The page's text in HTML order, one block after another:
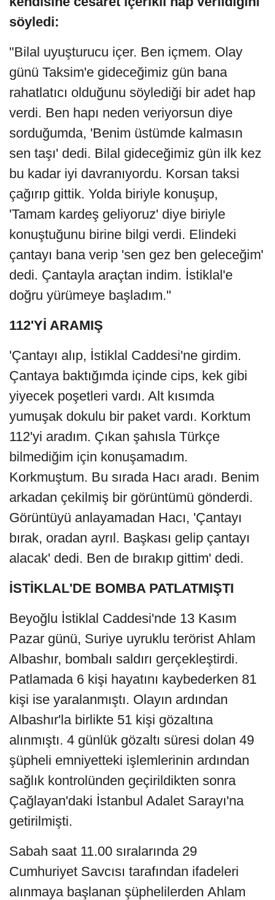
söyledi:
"Bilal uyuşturucu içer. Ben içmem. Olay
günü Taksim'e gideceğimiz gün bana
rahatlatıcı olduğunu söylediği bir adet hap
verdi. Ben hapı neden veriyorsun diye
sorduğumda, 'Benim üstümde kalmasın
sen taşı' dedi. Bilal gideceğimiz gün ilk kez
bu kadar iyi davranıyordu. Korsan taksi
çağırıp gittik. Yolda biriyle konuşup,
'Tamam kardeş geliyoruz' diye biriyle
konuştuğunu birine bilgi verdi. Elindeki
çantayı bana verip 'sen gez ben geleceğim'
dedi. Çantayla araçtan indim. İstiklal'e
doğru yürümeye başladım."
112'Yİ ARAMIŞ
'Çantayı alıp, İstiklal Caddesi'ne girdim.
Çantaya baktığımda içinde cips, kek gibi
yiyecek poşetleri vardı. Alt kısımda
yumuşak dokulu bir paket vardı. Korktum
112'yi aradım. Çıkan şahısla Türkçe
bilmediğim için konuşamadım.
Korkmuştum. Bu sırada Hacı aradı. Benim
arkadan çekilmiş bir görüntümü gönderdi.
Görüntüyü anlayamadan Hacı, 'Çantayı
bırak, oradan ayrıl. Başkası gelip çantayı
alacak' dedi. Ben de bırakıp gittim' dedi.
İSTİKLAL'DE BOMBA PATLATMIŞTI
Beyoğlu İstiklal Caddesi'nde 13 Kasım
Pazar günü, Suriye uyruklu terörist Ahlam
Albashır, bombalı saldırı gerçekleştirdi.
Patlamada 6 kişi hayatını kaybederken 81
kişi ise yaralanmıştı. Olayın ardından
Albashır'la birlikte 51 kişi gözaltına
alınmıştı. 4 günlük gözaltı süresi dolan 49
şüpheli emniyetteki işlemlerinin ardından
sağlık kontrolünden geçirildikten sonra
Çağlayan'daki İstanbul Adalet Sarayı'na
getirilmişti.
Sabah saat 11.00 sıralarında 29
Cumhuriyet Savcısı tarafından ifadeleri
alınmaya başlanan şüphelilerden Ahlam